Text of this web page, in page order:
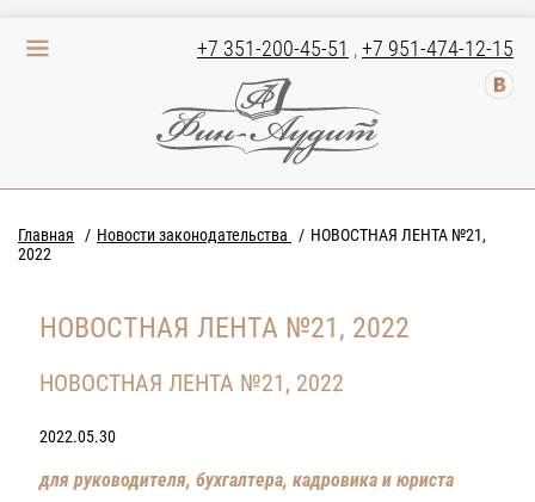
+7 351-200-45-51 ,+7 951-474-12-15
Главная Новости законодательства
НОВОСТНАЯ ЛЕНТА №21,
2022
НОВОСТНАЯ ЛЕНТА №21, 2022
НОВОСТНАЯ ЛЕНТА №21, 2022
2022.05.30
для руководителя, бухгалтера, кадровика и юриста